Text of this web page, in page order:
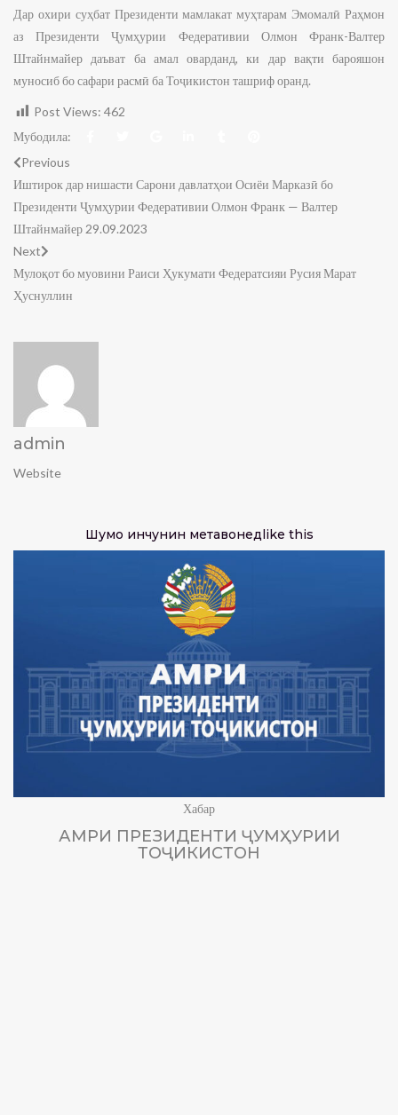
Дар охири суҳбат Президенти мамлакат муҳтарам Эмомалӣ Раҳмон
аз Президенти Ҷумҳурии Федеративии Олмон Франк-Валтер
Штайнмайер даъват ба амал оварданд, ки дар вақти барояшон
муносиб бо сафари расмӣ ба Тоҷикистон ташриф оранд.
Post Views: 462
Мубодила:
Previous
Иштирок дар нишасти Сарони давлатҳои Осиёи Марказӣ бо
Президенти Ҷумҳурии Федеративии Олмон Франк — Валтер
Штайнмайер 29.09.2023
Next
Мулоқот бо муовини Раиси Ҳукумати Федератсияи Русия Марат
Ҳуснуллин
admin
Website
Шумо инчунин метавонедlike this
Хабар
АМРИ ПРЕЗИДЕНТИ ҶУМҲУРИИ
ТОҶИКИСТОН